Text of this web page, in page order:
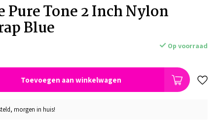
Pure Tone 2 Inch Nylon
Blue
Op voorraad
Toevoegen aan winkelwagen
morgen in huis!